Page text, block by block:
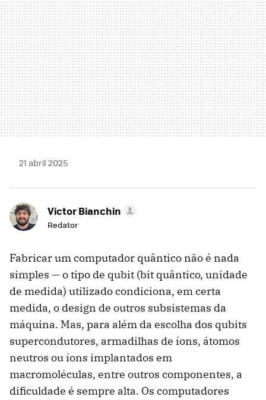
21 abril 2025
Victor Bianchin
Redator
Fabricar um computador quântico não é nada
simples — o tipo de qubit (bit quântico, unidade
de medida) utilizado condiciona, em certa
medida, o design de outros subsistemas da
máquina. Mas, para além da escolha dos qubits
supercondutores, armadilhas de íons, átomos
neutros ou íons implantados em
macromoléculas, entre outros componentes, a
dificuldade é sempre alta. Os computadores